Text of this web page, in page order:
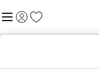
المفضلة
تسجيل